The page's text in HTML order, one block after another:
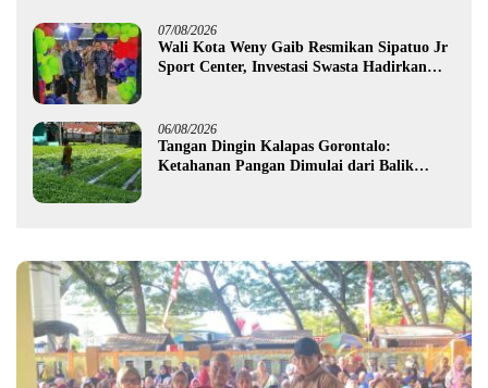
07/08/2026
Wali Kota Weny Gaib Resmikan Sipatuo Jr
Sport Center, Investasi Swasta Hadirkan
06/08/2026
Tangan Dingin Kalapas Gorontalo:
Ketahanan Pangan Dimulai dari Balik